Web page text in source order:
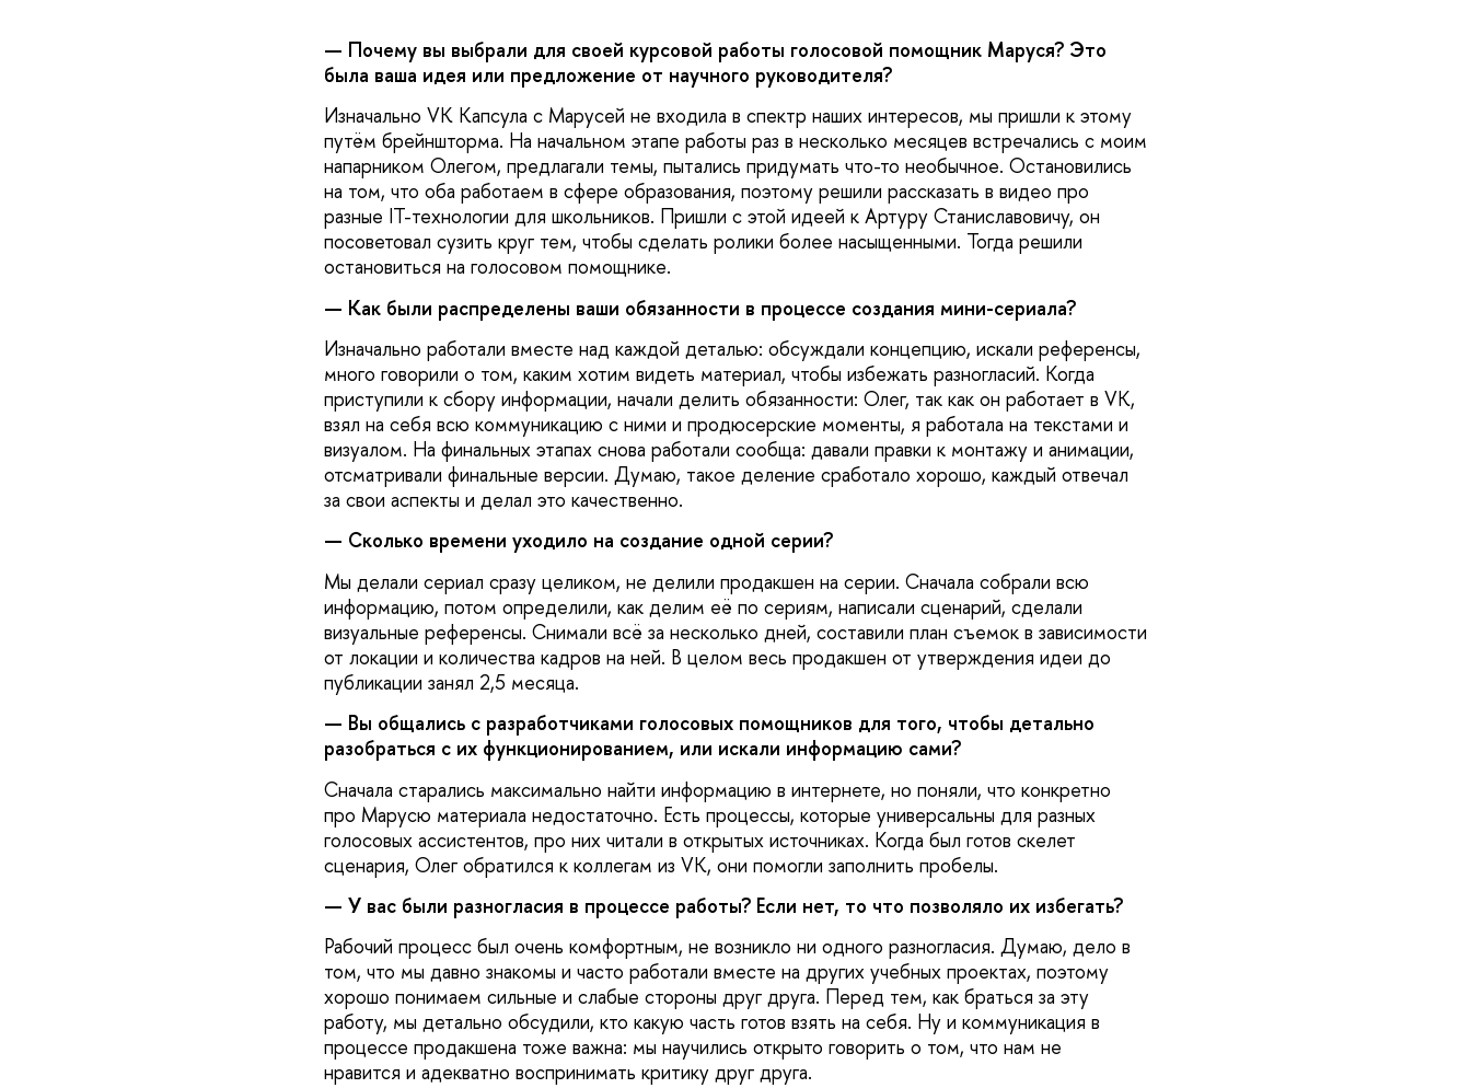
— Почему вы выбрали для своей курсовой работы голосовой помощник Маруся? Это
была ваша идея или предложение от научного руководителя?
Изначально VK Капсула с Марусей не входила в спектр наших интересов, мы пришли к этому
путём брейншторма. На начальном этапе работы раз в несколько месяцев встречались с моим
напарником Олегом, предлагали темы, пытались придумать что-то необычное. Остановились
на том, что оба работаем в сфере образования, поэтому решили рассказать в видео про
разные IT-технологии для школьников. Пришли с этой идеей к Артуру Станиславовичу, он
посоветовал сузить круг тем, чтобы сделать ролики более насыщенными. Тогда решили
остановиться на голосовом помощнике.
— Как были распределены ваши обязанности в процессе создания мини-сериала?
Изначально работали вместе над каждой деталью: обсуждали концепцию, искали референсы,
много говорили о том, каким хотим видеть материал, чтобы избежать разногласий. Когда
приступили к сбору информации, начали делить обязанности: Олег, так как он работает в VK,
взял на себя всю коммуникацию с ними и продюсерские моменты, я работала на текстами и
визуалом. На финальных этапах снова работали сообща: давали правки к монтажу и анимации,
отсматривали финальные версии. Думаю, такое деление сработало хорошо, каждый отвечал
за свои аспекты и делал это качественно.
— Сколько времени уходило на создание одной серии?
Мы делали сериал сразу целиком, не делили продакшен на серии. Сначала собрали всю
информацию, потом определили, как делим её по сериям, написали сценарий, сделали
визуальные референсы. Снимали всё за несколько дней, составили план съемок в зависимости
от локации и количества кадров на ней. В целом весь продакшен от утверждения идеи до
публикации занял 2,5 месяца.
— Вы общались с разработчиками голосовых помощников для того, чтобы детально
разобраться с их функционированием, или искали информацию сами?
Сначала старались максимально найти информацию в интернете, но поняли, что конкретно
про Марусю материала недостаточно. Есть процессы, которые универсальны для разных
голосовых ассистентов, про них читали в открытых источниках. Когда был готов скелет
сценария, Олег обратился к коллегам из VK, они помогли заполнить пробелы.
— У вас были разногласия в процессе работы? Если нет, то что позволяло их избегать?
Рабочий процесс был очень комфортным, не возникло ни одного разногласия. Думаю, дело в
том, что мы давно знакомы и часто работали вместе на других учебных проектах, поэтому
хорошо понимаем сильные и слабые стороны друг друга. Перед тем, как браться за эту
работу, мы детально обсудили, кто какую часть готов взять на себя. Ну и коммуникация в
процессе продакшена тоже важна: мы научились открыто говорить о том, что нам не
нравится и адекватно воспринимать критику друг друга.